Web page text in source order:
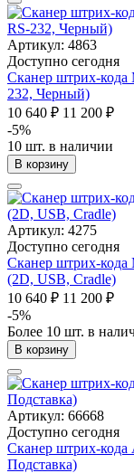
Артикул: 4863
Доступно сегодня
Сканер штрих-кода
232, Черный)
10 640 ₽ 11 200 ₽
-5%
10 шт. в наличии
В корзину
Артикул: 4275
Доступно сегодня
Сканер штрих-кода
(2D, USB, Cradle)
10 640 ₽ 11 200 ₽
-5%
Более 10 шт. в
В корзину
Артикул: 66668
Доступно сегодня
Сканер штрих-
Подставка)